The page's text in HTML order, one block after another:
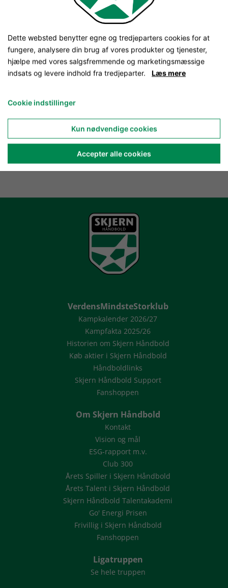
VerdensMindsteStorklub
Kampkalender 2026/27
Kampfakta 2025/26
Historien om Skjern Håndbold
Køb aktier i Skjern Håndbold
Håndboldlinks
Skjern Håndbold Support
Fanshoppen
Om Skjern Håndbold
Kontakt
Vision og mål
ESG-rapport m.v.
Club 300
Årets Spiller i Skjern Håndbold
Årets Talent i Skjern Håndbold
Skjern Håndbold Talentakademi
Go' Energi Prisen
Frivillig i Skjern Håndbold
Fanshoppen
Ligatruppen
Se hele truppen
Dette websted benytter egne og tredjeparters cookies for at
fungere, analysere din brug af vores produkter og tjenester,
hjælpe med vores salgsfremmende og marketingsmæssige
indsats og levere indhold fra tredjeparter. Læs mere
Cookie indstillinger
Kun nødvendige cookies
Accepter alle cookies